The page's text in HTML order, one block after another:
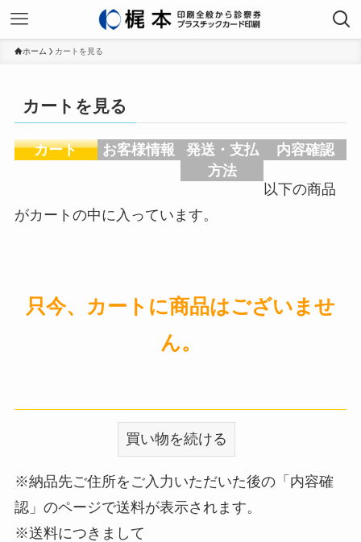
ホーム カートを見る
カートを見る
カート お客様情報
発送・支払
方法
内容確認
以下の商品
がカートの中に入っています。
只今、カートに商品はございませ
ん。
※納品先ご住所をご入力いただいた後の「内容確
認」のページで送料が表示されます。
※送料につきまして